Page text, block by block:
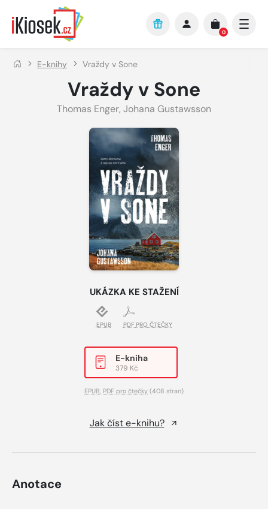
Přejít na hlavní obsah
0
E-knihy Vraždy v Sone
Vraždy v Sone
Thomas Enger, Johana Gustawsson
UKÁZKA KE STAŽENÍ
EPUB PDF PRO ČTEČKY
E-kniha
379 Kč
EPUB, PDF pro čtečky (408 stran)
Jak číst e-knihu?
Anotace